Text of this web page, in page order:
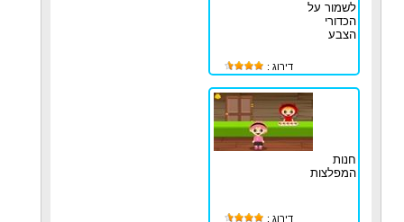
לשמור על
הכדורי
הצבע
דירוג :
חנות
המפלצות
דירוג :